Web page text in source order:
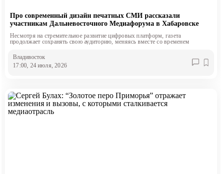
Про современный дизайн печатных СМИ рассказали
участникам Дальневосточного Медиафорума в Хабаровске
Несмотря на стремительное развитие цифровых платформ, газета
продолжает сохранять свою аудиторию, меняясь вместе со временем
Владивосток
17:00, 24 июля, 2026